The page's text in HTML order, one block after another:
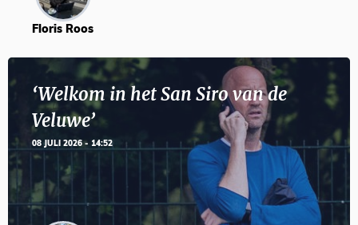
Floris Roos
‘Welkom in het San Siro van de
Veluwe’
08 JULI 2026 - 14:52